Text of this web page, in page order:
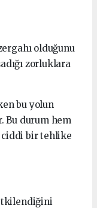
olduğunu
zorluklara
bu yolun
Bu durum hem
bir tehlike